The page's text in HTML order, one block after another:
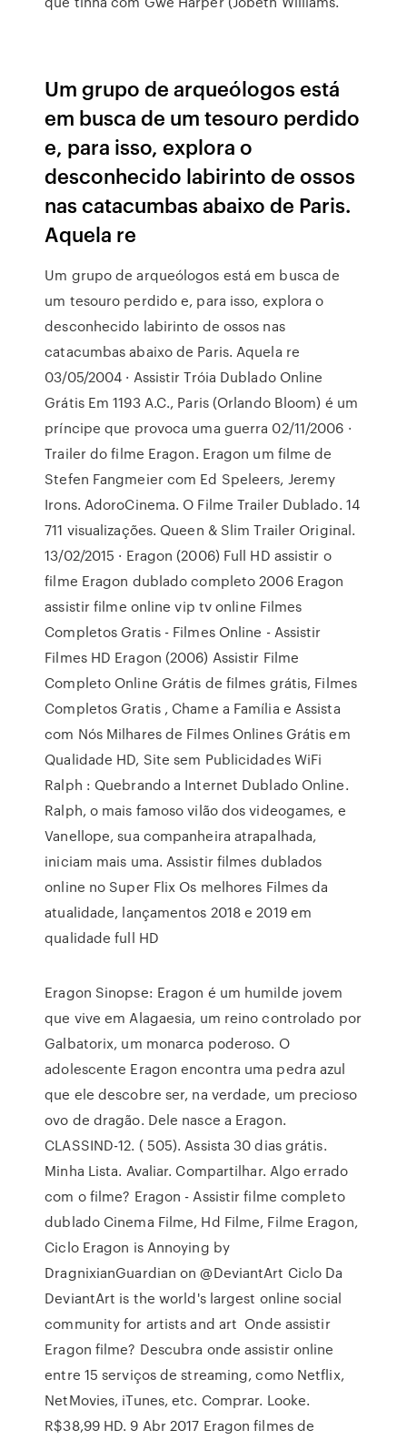
Um grupo de arqueólogos está
em busca de um tesouro perdido
e, para isso, explora o
desconhecido labirinto de ossos
nas catacumbas abaixo de Paris.
Aquela re
Um grupo de arqueólogos está em busca de
um tesouro perdido e, para isso, explora o
desconhecido labirinto de ossos nas
catacumbas abaixo de Paris. Aquela re
03/05/2004 · Assistir Tróia Dublado Online
Grátis Em 1193 A.C., Paris (Orlando Bloom) é um
príncipe que provoca uma guerra 02/11/2006 ·
Trailer do filme Eragon. Eragon um filme de
Stefen Fangmeier com Ed Speleers, Jeremy
Irons. AdoroCinema. O Filme Trailer Dublado. 14
711 visualizações. Queen & Slim Trailer Original.
13/02/2015 · Eragon (2006) Full HD assistir o
filme Eragon dublado completo 2006 Eragon
assistir filme online vip tv online Filmes
Completos Gratis - Filmes Online - Assistir
Filmes HD Eragon (2006) Assistir Filme
Completo Online Grátis de filmes grátis, Filmes
Completos Gratis , Chame a Família e Assista
com Nós Milhares de Filmes Onlines Grátis em
Qualidade HD, Site sem Publicidades WiFi
Ralph : Quebrando a Internet Dublado Online.
Ralph, o mais famoso vilão dos videogames, e
Vanellope, sua companheira atrapalhada,
iniciam mais uma. Assistir filmes dublados
online no Super Flix Os melhores Filmes da
atualidade, lançamentos 2018 e 2019 em
qualidade full HD
Eragon Sinopse: Eragon é um humilde jovem
que vive em Alagaesia, um reino controlado por
Galbatorix, um monarca poderoso. O
adolescente Eragon encontra uma pedra azul
que ele descobre ser, na verdade, um precioso
ovo de dragão. Dele nasce a Eragon.
CLASSIND-12. ( 505). Assista 30 dias grátis.
Minha Lista. Avaliar. Compartilhar. Algo errado
com o filme? Eragon - Assistir filme completo
dublado Cinema Filme, Hd Filme, Filme Eragon,
Ciclo Eragon is Annoying by
DragnixianGuardian on @DeviantArt Ciclo Da
DeviantArt is the world's largest online social
community for artists and art Onde assistir
Eragon filme? Descubra onde assistir online
entre 15 serviços de streaming, como Netflix,
NetMovies, iTunes, etc. Comprar. Looke.
R$38,99 HD. 9 Abr 2017 Eragon filmes de